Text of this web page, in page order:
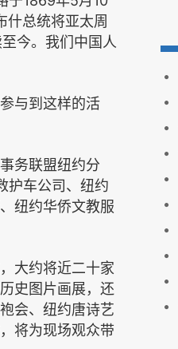
什总统将亚太周
今。我们中国人
与到这样的活
务联盟纽约分
护车公司、纽约
纽约华侨文教服
大约将近二十家
史图片画展，还
会、纽约唐诗艺
将为现场观众带